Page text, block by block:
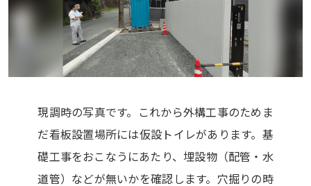
現調時の写真です。これから外構工事のためま
だ看板設置場所には仮設トイレがあります。基
礎工事をおこなうにあたり、埋設物（配管・水
道管）などが無いかを確認します。穴掘りの時